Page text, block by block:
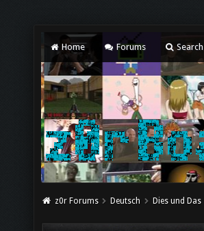
Home Forums Search
z0r Forums Deutsch Dies und Das